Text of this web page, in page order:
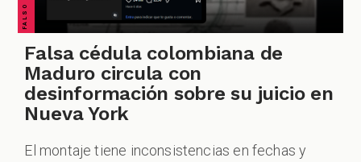
Falsa cédula colombiana de
Maduro circula con
desinformación sobre su juicio en
Nueva York
El montaje tiene inconsistencias en fechas y